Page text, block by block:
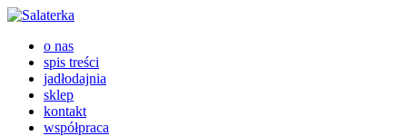
o nas
spis treści
jadłodajnia
sklep
kontakt
współpraca